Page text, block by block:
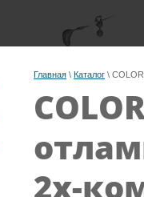
Главная \ Каталог \
2х-